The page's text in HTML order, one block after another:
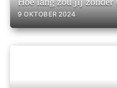
9 OKTOBER 2024